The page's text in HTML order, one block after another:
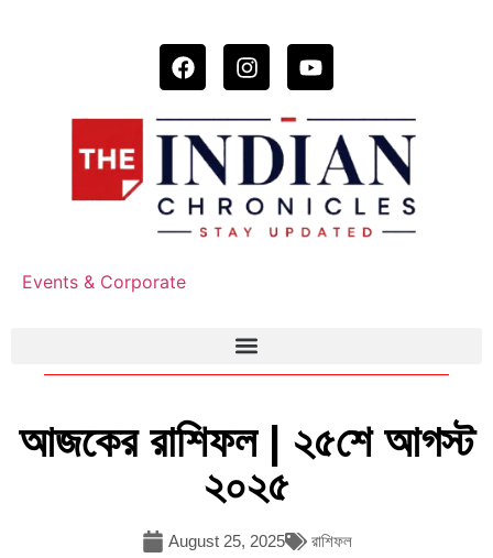
Events & Corporate
আজকের রাশিফল | ২৫শে আগস্ট
২০২৫
August 25, 2025 রাশিফল